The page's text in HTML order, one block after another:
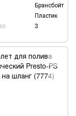
Брансбойт
Пластик
3